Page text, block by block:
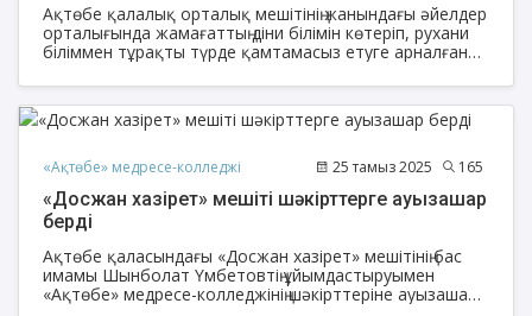
Ақтөбе қалалық орталық мешітінің жанындағы әйелдер
орталығында жамағаттың діни білімін көтеріп, рухани
біліммен тұрақты түрде қамтамасыз етуге арналған
«Ақтөбе» медресе-колледжі 25 тамыз 2025 165
«Досжан хазірет» мешіті шәкірттерге ауызашар
берді
Ақтөбе қаласындағы «Досжан хазірет» мешітінің бас
имамы Шынболат Үмбетовтің ұйымдастыруымен
«Ақтөбе» медресе-колледжінің шәкірттеріне ауызашар